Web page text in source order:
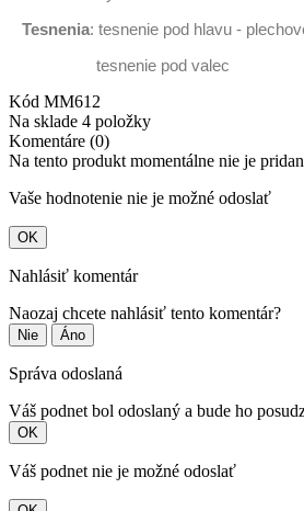
Tesnenia: tesnenie pod hlavu -
tesnenie pod valec
Kód MM612
Na sklade 4 položky
Komentáre (0)
Na tento produkt momentálne nie je
Vaše hodnotenie nie je možné odoslať
OK
Nahlásiť komentár
Naozaj chcete nahlásiť tento komentár?
Nie Áno
Správa odoslaná
Váš podnet bol odoslaný a bude ho
OK
Váš podnet nie je možné odoslať